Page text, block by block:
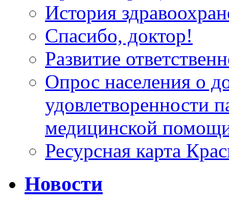
История
Спасибо, доктор!
Развитие
Опрос населения о
удовлетворенности
медицинской
Ресурсная карта
Новости